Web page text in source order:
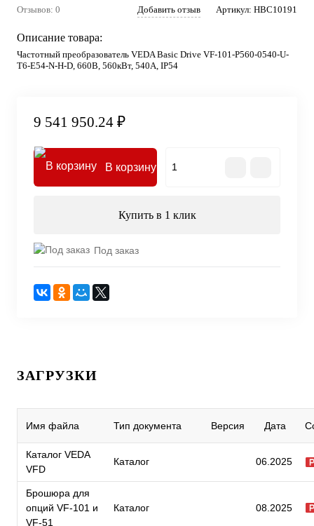
Отзывов: 0 Добавить отзыв Артикул: HBC10191
Описание товара:
Частотный преобразователь VEDA Basic Drive VF-101-P560-0540-U-
T6-E54-N-H-D, 660В, 560кВт, 540А, IP54
9 541 950.24 ₽
В корзину
Купить в 1 клик
Под заказ
ЗАГРУЗКИ
Имя файла Тип документа Версия Дата
Каталог VEDA
VFD
Каталог 06.2025
Брошюра для
опций VF-101 и
VF-51
Каталог 08.2025